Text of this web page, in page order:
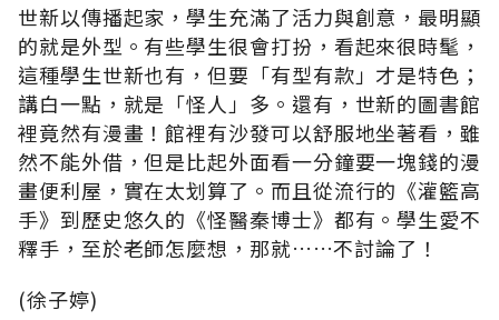
世新以傳播起家，學生充滿了活力與創意，最明顯
的就是外型。有些學生很會打扮，看起來很時髦，
這種學生世新也有，但要「有型有款」才是特色；
講白一點，就是「怪人」多。還有，世新的圖書館
裡竟然有漫畫！館裡有沙發可以舒服地坐著看，雖
然不能外借，但是比起外面看一分鐘要一塊錢的漫
畫便利屋，實在太划算了。而且從流行的《灌籃高
手》到歷史悠久的《怪醫秦博士》都有。學生愛不
釋手，至於老師怎麼想，那就……不討論了！
(徐子婷)